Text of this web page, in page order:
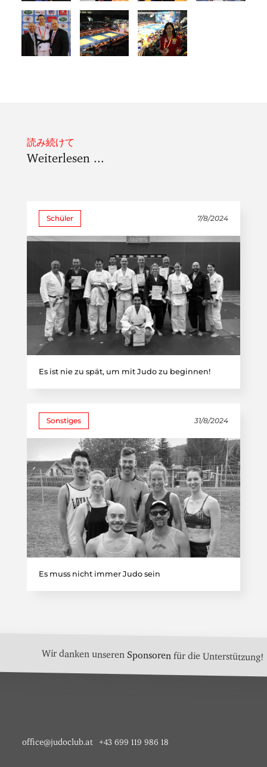
読み続けて
Weiterlesen ...
Schüler 7/8/2024
Es ist nie zu spät, um mit Judo zu beginnen!
Sonstiges 31/8/2024
Es muss nicht immer Judo sein
Wir danken unseren Sponsoren für die Unterstützung!
office@judoclub.at +43 699 119 986 18